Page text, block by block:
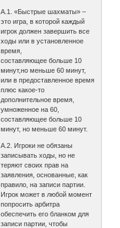
А.1. «Быстрые шахматы» –
это игра, в которой каждый
игрок должен завершить все
ходы или в установленное
время,
составляющее больше 10
минут,но меньше 60 минут,
или в предоставленное время
плюс какое-то
дополнительное время,
умноженное на 60,
составляющее больше 10
минут, но меньше 60 минут.
А.2. Игроки не обязаны
записывать ходы, но не
теряют своих прав на
заявления, основанные, как
правило, на записи партии.
Игрок может в любой момент
попросить арбитра
обеспечить его бланком для
записи партии, чтобы